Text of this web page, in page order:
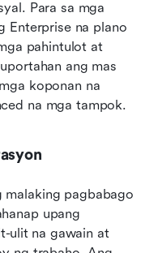
Para sa mga
Enterprise na plano
pahintulot at
ang mas
koponan na
na mga tampok.
malaking pagbabago
upang
ulit na gawain at